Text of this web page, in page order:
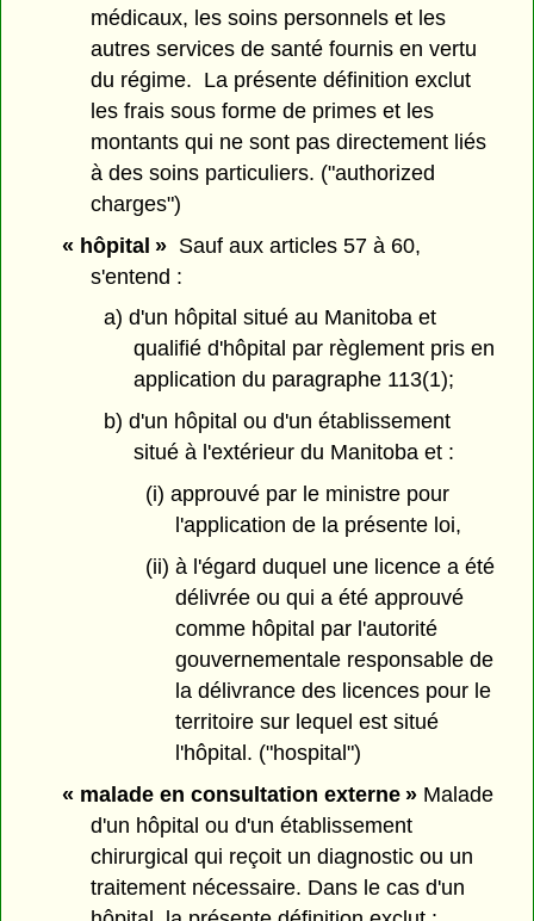
médicaux, les soins personnels et les
autres services de santé fournis en vertu
du régime. La présente définition exclut
les frais sous forme de primes et les
montants qui ne sont pas directement liés
à des soins particuliers. ("authorized
charges")
« hôpital »Sauf aux articles 57 à 60,
s'entend :
a) d'un hôpital situé au Manitoba et
qualifié d'hôpital par règlement pris en
application du paragraphe 113(1);
b) d'un hôpital ou d'un établissement
situé à l'extérieur du Manitoba et :
(i) approuvé par le ministre pour
l'application de la présente loi,
(ii) à l'égard duquel une licence a été
délivrée ou qui a été approuvé
comme hôpital par l'autorité
gouvernementale responsable de
la délivrance des licences pour le
territoire sur lequel est situé
l'hôpital. ("hospital")
« malade en consultation externe »Malade
d'un hôpital ou d'un établissement
chirurgical qui reçoit un diagnostic ou un
traitement nécessaire. Dans le cas d'un